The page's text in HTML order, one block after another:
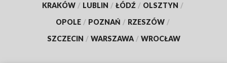
KRAKÓW / LUBLIN / ŁÓDŹ / OLSZTYN /
OPOLE / POZNAŃ / RZESZÓW /
SZCZECIN / WARSZAWA / WROCŁAW